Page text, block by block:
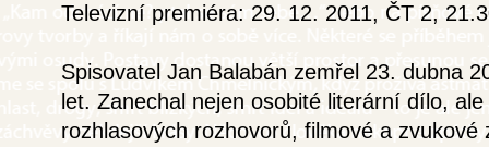
Televizní premiéra: 29. 12. 2011, ČT 2,
Spisovatel Jan Balabán zemřel 23. dubna
let. Zanechal nejen osobité literární dílo,
rozhlasových rozhovorů, filmové a